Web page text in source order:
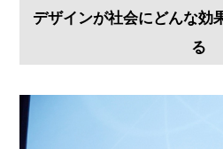
デザインが社会にどんな効
る